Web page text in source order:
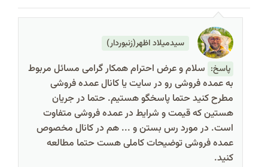
سیدمیلاد اظهر(زنبوردار)
پاسخ: سلام و عرض احترام همکار گرامی مسائل مربوط
به عمده فروشی رو در سایت یا کانال عمده فروشی
مطرح کنید حتما پاسخگو هستیم. حتما در جریان
هستین که قیمت و شرایط در عمده فروشی متفاوت
است. در مورد رس بستن و ... هم در کانال مخصوص
عمده فروشی توضیحات کاملی هست حتما مطالعه
کنید.